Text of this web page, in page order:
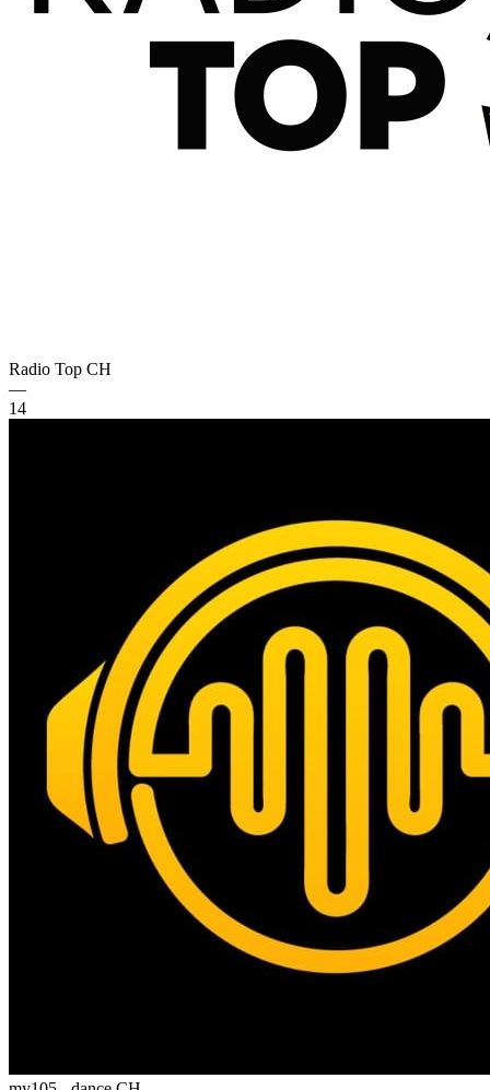
Radio Top CH
—
14